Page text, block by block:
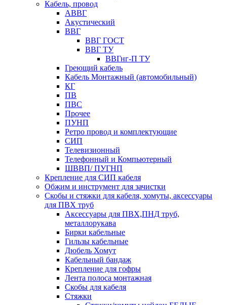
Кабель, провод
АВВГ
Акустический
ВВГ
ВВГ ГОСТ
ВВГ ТУ
ВВГнг-П ТУ
Греющий кабель
Кабель Монтажный (автомобильный)
КГ
ПВ
ПВС
Прочее
ПУНП
Ретро провод и комплектующие
СИП
Телевизионный
Телефонный и Компьютерный
ШВВП/ ПУГНП
Крепление для СИП кабеля
Обжим и инструмент для зачистки
Скобы и стяжки для кабеля, хомуты, аксессуары
для ПВХ труб
Аксессуары для ПВХ,ПНД труб,
металлорукава
Бирки кабельные
Гильзы кабельные
Дюбель Хомут
Кабельный бандаж
Крепление для гофры
Лента полоса монтажная
Скобы для кабеля
Стяжки